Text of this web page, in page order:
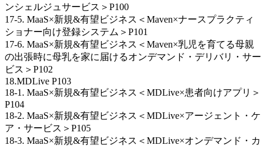
ンシェルジュサービス＞P100
17-5. MaaS×新規&有望ビジネス＜Maven×ナースプラクティ
ショナー向け登録システム＞P101
17-6. MaaS×新規&有望ビジネス＜Maven×乳児を育てる母親
の出張時に母乳を家に届けるオンデマンド・デリバリ・サー
ビス＞P102
18.MDLive P103
18-1. MaaS×新規&有望ビジネス＜MDLive×患者向けアプリ＞
P104
18-2. MaaS×新規&有望ビジネス＜MDLive×アージェント・ケ
ア・サービス＞P105
18-3. MaaS×新規&有望ビジネス＜MDLive×オンデマンド・カ